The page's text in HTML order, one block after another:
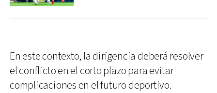
En este contexto, la dirigencia deberá resolver
el conflicto en el corto plazo para evitar
complicaciones en el futuro deportivo.